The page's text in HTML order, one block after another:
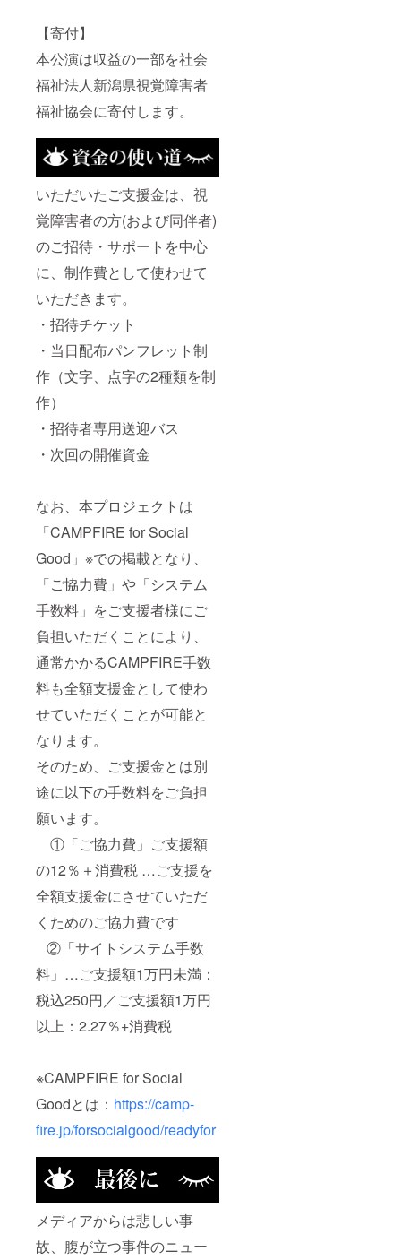
【寄付】
本公演は収益の一部を社会
福祉法人新潟県視覚障害者
福祉協会に寄付します。
いただいたご支援金は、視
覚障害者の方(および同伴者)
のご招待・サポートを中心
に、制作費として使わせて
いただきます。
・招待チケット
・当日配布パンフレット制
作（文字、点字の2種類を制
作）
・招待者専用送迎バス
・次回の開催資金
なお、本プロジェクトは
「CAMPFIRE for Social
Good」※での掲載となり、
「ご協力費」や「システム
手数料」をご支援者様にご
負担いただくことにより、
通常かかるCAMPFIRE手数
料も全額支援金として使わ
せていただくことが可能と
なります。
そのため、ご支援金とは別
途に以下の手数料をご負担
願います。
①「ご協力費」ご支援額
の12％＋消費税 …ご支援を
全額支援金にさせていただ
くためのご協力費です
②「サイトシステム手数
料」…ご支援額1万円未満：
税込250円／ご支援額1万円
以上：2.27％+消費税
※CAMPFIRE for Social
Goodとは： https://camp-
fire.jp/forsocialgood/readyfor
メディアからは悲しい事
故、腹が立つ事件のニュー